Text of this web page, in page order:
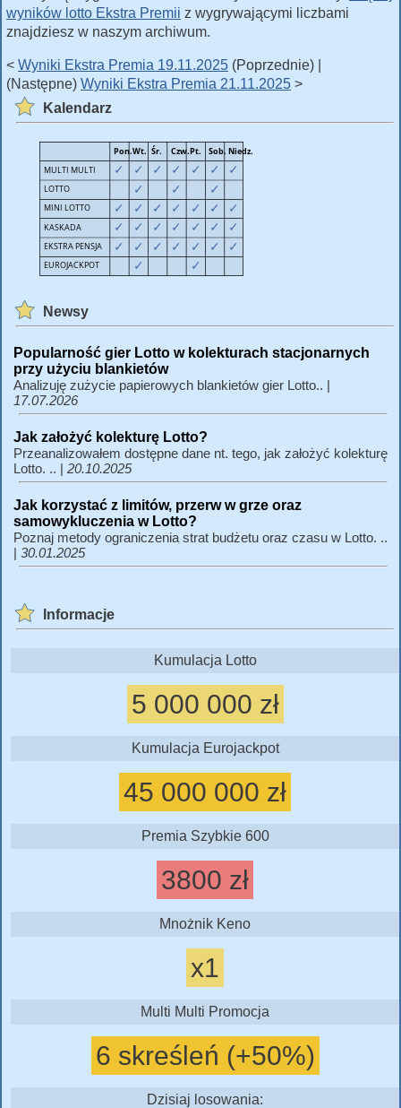
wyników lotto Ekstra Premii z wygrywającymi liczbami
znajdziesz w naszym archiwum.
< Wyniki Ekstra Premia 19.11.2025 (Poprzednie) |
(Następne) Wyniki Ekstra Premia 21.11.2025 >
Kalendarz
Newsy
Popularność gier Lotto w kolekturach stacjonarnych
przy użyciu blankietów
Analizuję zużycie papierowych blankietów gier Lotto.. |
17.07.2026
Jak założyć kolekturę Lotto?
Przeanalizowałem dostępne dane nt. tego, jak założyć kolekturę
Lotto. .. | 20.10.2025
Jak korzystać z limitów, przerw w grze oraz
samowykluczenia w Lotto?
Poznaj metody ograniczenia strat budżetu oraz czasu w Lotto. ..
| 30.01.2025
Informacje
Kumulacja Lotto
5 000 000 zł
Kumulacja Eurojackpot
45 000 000 zł
Premia Szybkie 600
3800 zł
Mnożnik Keno
x1
Multi Multi Promocja
6 skreśleń (+50%)
Dzisiaj losowania: